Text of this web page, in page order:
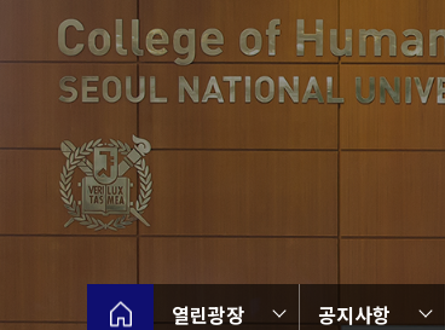
열린광장 공지사항